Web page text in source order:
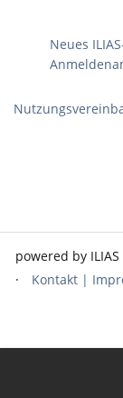
Neues
powered by
Kontakt |